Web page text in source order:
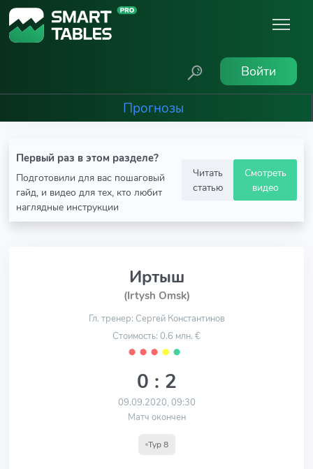
Войти
Прогнозы
Первый раз в этом разделе?
Подготовили для вас пошаговый
гайд, и видео для тех, кто любит
наглядные инструкции
Читать
статью
Смотреть
видео
Иртыш
(Irtysh Omsk)
Гл. тренер: Сергей Константинов
Стоимость: 0.6 млн. €
⬤ ⬤ ⬤ ⬤ ⬤
0 : 2
09.09.2020, 09:30
Матч окончен
Тур 8